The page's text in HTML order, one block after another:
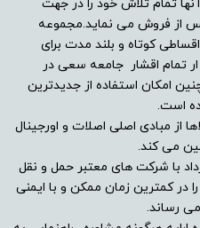
تمام تلاش خود را در جهت
از فروش می نماید.مجموعه
کوتاه و بلند مدت برای
تمام اقشار جامعه سعی در
امکان استفاده از جدیدترین
است.
از مبادی اصلی اصلات و اورجینال
می کند.
با شرکت های معتبر حمل و نقل
در کمترین زمان ممکن و با ایمنی
رساند.